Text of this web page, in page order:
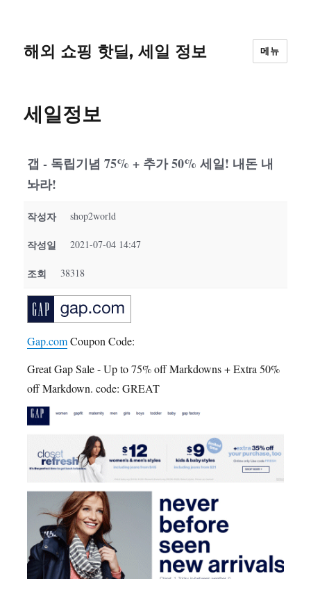
해외 쇼핑 핫딜, 세일 정보 메뉴
세일정보
갭 - 독립기념 75% + 추가 50% 세일! 내돈 내
놔라!
작성자 shop2world
작성일 2021-07-04 14:47
조회 38318
Gap.comCoupon Code:
Great Gap Sale - Up to 75% off Markdowns + Extra 50%
off Markdown. code: GREAT